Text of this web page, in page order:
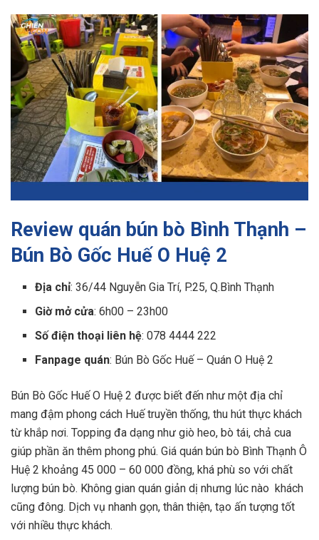
Review quán bún bò Bình Thạnh –
Bún Bò Gốc Huế O Huệ 2
Địa chỉ: 36/44 Nguyễn Gia Trí, P.25, Q.Bình Thạnh
Giờ mở cửa: 6h00 – 23h00
Số điện thoại liên hệ: 078 4444 222
Fanpage quán: Bún Bò Gốc Huế – Quán O Huệ 2
Bún Bò Gốc Huế O Huệ 2 được biết đến như một địa chỉ
mang đậm phong cách Huế truyền thống, thu hút thực khách
từ khắp nơi. Topping đa dạng như giò heo, bò tái, chả cua
giúp phần ăn thêm phong phú. Giá quán bún bò Bình Thạnh Ô
Huệ 2 khoảng 45 000 – 60 000 đồng, khá phù so với chất
lượng bún bò. Không gian quán giản dị nhưng lúc nào khách
cũng đông. Dịch vụ nhanh gọn, thân thiện, tạo ấn tượng tốt
với nhiều thực khách.